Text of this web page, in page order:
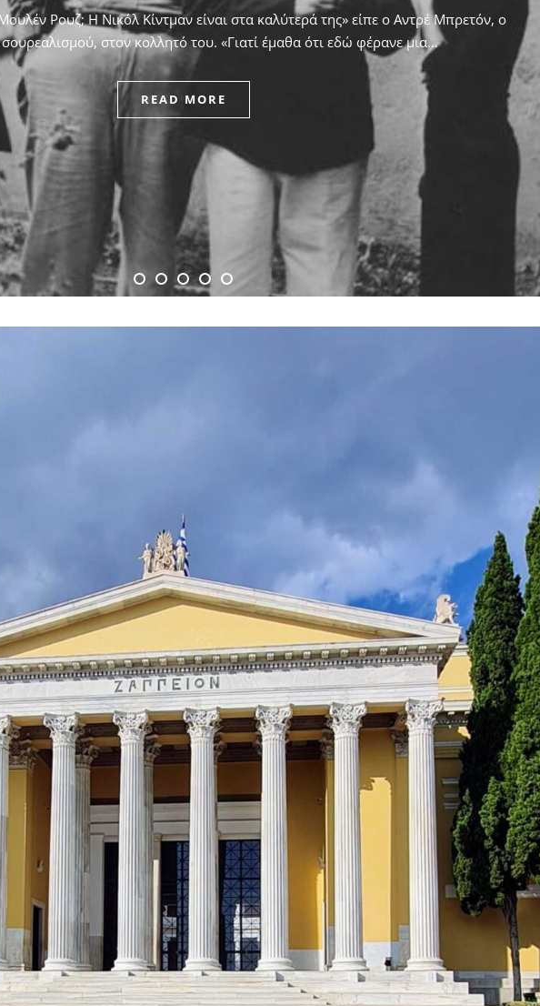
Ρουζ; Η Νικόλ Κίντμαν είναι στα καλύτερά της» είπε ο Αντρέ Μπρετόν, ο
στον κολλητό του. ​«Γιατί έμαθα ότι εδώ φέρανε μια…
READ MORE